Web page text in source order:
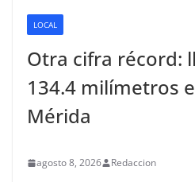
LOCAL
Otra cifra récord:
134.4 milímetros
Mérida
agosto 8, 2026 Redaccion